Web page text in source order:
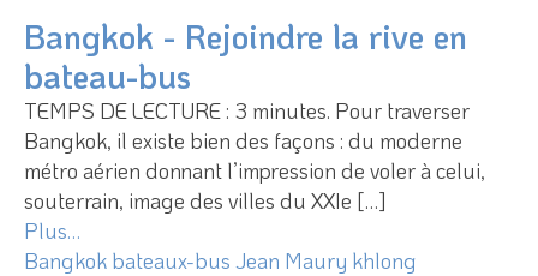
Bangkok - Rejoindre la rive en
bateau-bus
TEMPS DE LECTURE : 3 minutes. Pour traverser
Bangkok, il existe bien des façons : du moderne
métro aérien donnant l’impression de voler à celui,
souterrain, image des villes du XXIe […]
Plus…
Bangkok bateaux-bus Jean Maury khlong